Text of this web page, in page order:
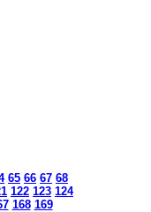
65 66 67 68
122 123 124
168 169